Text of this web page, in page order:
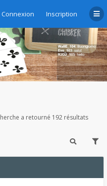
Connexion Inscription
a retourné 192 résultats